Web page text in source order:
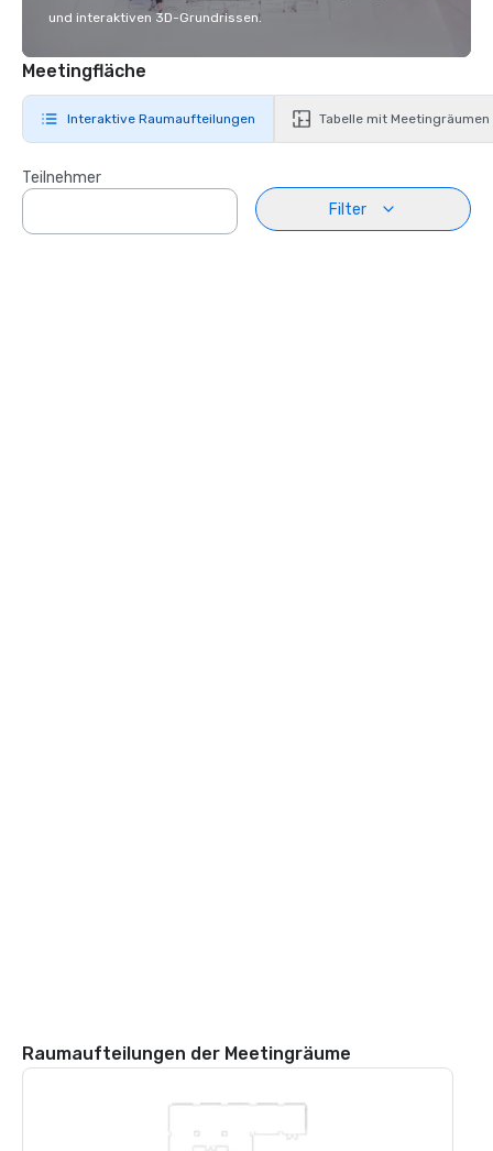
und interaktiven 3D-Grundrissen.
Meetingfläche
Interaktive Raumaufteilungen Tabelle mit Meetingräumen
Teilnehmer
Filter
Raumaufteilungen der Meetingräume